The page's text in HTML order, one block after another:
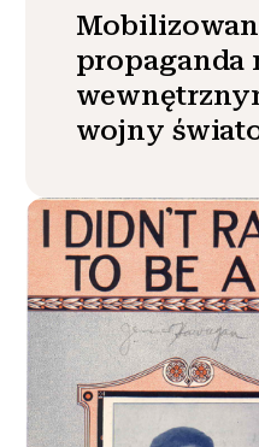
propaganda
wojny